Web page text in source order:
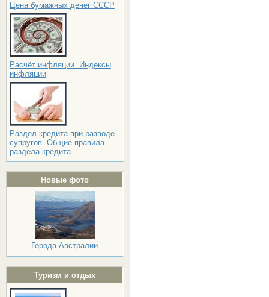
Цена бумажных денег СССР
Расчёт инфляции. Индексы
инфляции
Раздел кредита при разводе
супругов. Общие правила
раздела кредита
Новые фото
Города Австралии
Туризм и отдых